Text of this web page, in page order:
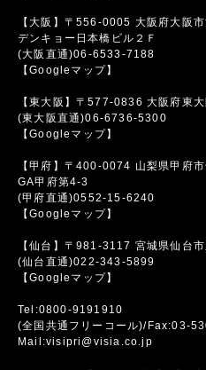
【大阪】〒556-0005 大阪府大阪
デンキョー日本橋ビル２Ｆ
(大阪直通)06-6533-7188
【Googleマップ】
【東大阪】〒577-0836 大阪府東
(東大阪直通)06-6736-5300
【Googleマップ】
【甲府】〒400-0074 山梨県甲府
GA甲府第4-3
(甲府直通)0552-15-6240
【Googleマップ】
【仙台】〒981-3117 宮城県仙台
(仙台直通)022-343-5899
【Googleマップ】
Tel:0800-9191910
(全国共通フリーコール)/Fax:03-
Mail:visipri@visia.co.jp